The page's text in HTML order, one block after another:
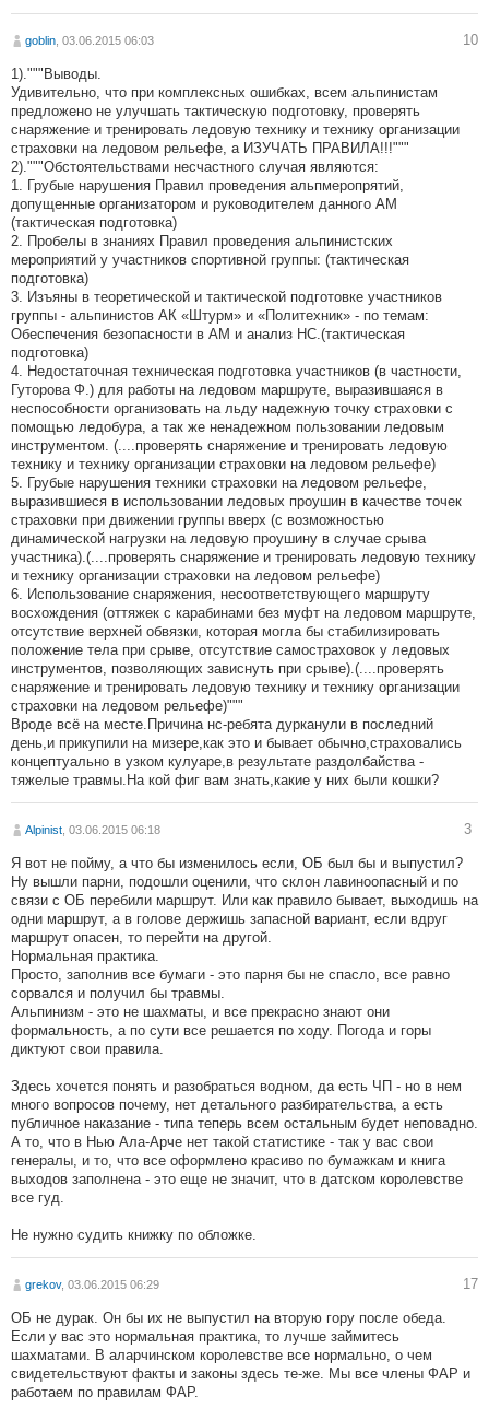
goblin , 03.06.2015 06:03 10
1)."""Выводы.
Удивительно, что при комплексных ошибках, всем альпинистам
предложено не улучшать тактическую подготовку, проверять
снаряжение и тренировать ледовую технику и технику организации
страховки на ледовом рельефе, а ИЗУЧАТЬ ПРАВИЛА!!!"""
2)."""Обстоятельствами несчастного случая являются:
1. Грубые нарушения Правил проведения альпмеропрятий,
допущенные организатором и руководителем данного АМ
(тактическая подготовка)
2. Пробелы в знаниях Правил проведения альпинистских
мероприятий у участников спортивной группы: (тактическая
подготовка)
3. Изъяны в теоретической и тактической подготовке участников
группы - альпинистов АК «Штурм» и «Политехник» - по темам:
Обеспечения безопасности в АМ и анализ НС.(тактическая
подготовка)
4. Недостаточная техническая подготовка участников (в частности,
Гуторова Ф.) для работы на ледовом маршруте, выразившаяся в
неспособности организовать на льду надежную точку страховки с
помощью ледобура, а так же ненадежном пользовании ледовым
инструментом. (....проверять снаряжение и тренировать ледовую
технику и технику организации страховки на ледовом рельефе)
5. Грубые нарушения техники страховки на ледовом рельефе,
выразившиеся в использовании ледовых проушин в качестве точек
страховки при движении группы вверх (с возможностью
динамической нагрузки на ледовую проушину в случае срыва
участника).(....проверять снаряжение и тренировать ледовую технику
и технику организации страховки на ледовом рельефе)
6. Использование снаряжения, несоответствующего маршруту
восхождения (оттяжек с карабинами без муфт на ледовом маршруте,
отсутствие верхней обвязки, которая могла бы стабилизировать
положение тела при срыве, отсутствие самостраховок у ледовых
инструментов, позволяющих зависнуть при срыве).(....проверять
снаряжение и тренировать ледовую технику и технику организации
страховки на ледовом рельефе)"""
Вроде всё на месте.Причина нс-ребята дурканули в последний
день,и прикупили на мизере,как это и бывает обычно,страховались
концептуально в узком кулуаре,в результате раздолбайства -
тяжелые травмы.На кой фиг вам знать,какие у них были кошки?
Alpinist , 03.06.2015 06:18 3
Я вот не пойму, а что бы изменилось если, ОБ был бы и выпустил?
Ну вышли парни, подошли оценили, что склон лавиноопасный и по
связи с ОБ перебили маршрут. Или как правило бывает, выходишь на
одни маршрут, а в голове держишь запасной вариант, если вдруг
маршрут опасен, то перейти на другой.
Нормальная практика.
Просто, заполнив все бумаги - это парня бы не спасло, все равно
сорвался и получил бы травмы.
Альпинизм - это не шахматы, и все прекрасно знают они
формальность, а по сути все решается по ходу. Погода и горы
диктуют свои правила.
Здесь хочется понять и разобраться водном, да есть ЧП - но в нем
много вопросов почему, нет детального разбирательства, а есть
публичное наказание - типа теперь всем остальным будет неповадно.
А то, что в Нью Ала-Арче нет такой статистике - так у вас свои
генералы, и то, что все оформлено красиво по бумажкам и книга
выходов заполнена - это еще не значит, что в датском королевстве
все гуд.
Не нужно судить книжку по обложке.
grekov, 03.06.2015 06:29 17
ОБ не дурак. Он бы их не выпустил на вторую гору после обеда.
Если у вас это нормальная практика, то лучше займитесь
шахматами. В аларчинском королевстве все нормально, о чем
свидетельствуют факты и законы здесь те-же. Мы все члены ФАР и
работаем по правилам ФАР.